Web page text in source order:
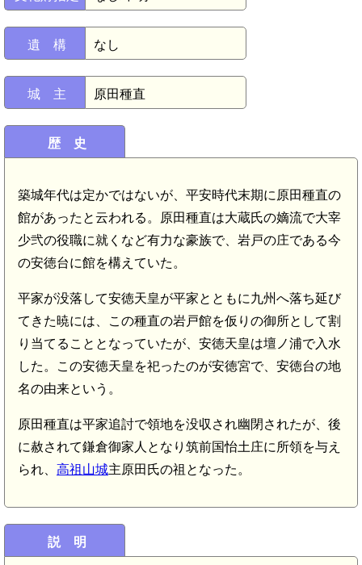
遺 構 なし
城 主 原田種直
歴 史
築城年代は定かではないが、平安時代末期に原田種直の
館があったと云われる。原田種直は大蔵氏の嫡流で大宰
少弐の役職に就くなど有力な豪族で、岩戸の庄である今
の安徳台に館を構えていた。
平家が没落して安徳天皇が平家とともに九州へ落ち延び
てきた暁には、この種直の岩戸館を仮りの御所として割
り当てることとなっていたが、安徳天皇は壇ノ浦で入水
した。この安徳天皇を祀ったのが安徳宮で、安徳台の地
名の由来という。
原田種直は平家追討で領地を没収され幽閉されたが、後
に赦されて鎌倉御家人となり筑前国怡土庄に所領を与え
られ、 高祖山城主原田氏の祖となった。
説 明